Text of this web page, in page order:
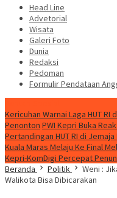
Head Line
Advetorial
Wisata
Galeri Foto
Dunia
Redaksi
Pedoman
Formulir Pendataan
Kericuhan Warnai Laga HUT
Penonton PWI Kepri Buka
Pertandingan HUT RI di
Kuala Maras Melaju Ke Final
Kepri-KomDigi Percepat
Beranda
Politik
Weni :
Walikota Bisa Dibicarakan